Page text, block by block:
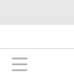
Tous